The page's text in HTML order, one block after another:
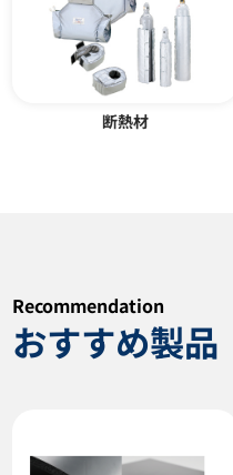
断熱材
Recommendation
おすすめ製品